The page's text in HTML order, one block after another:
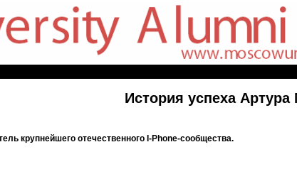
История успеха
крупнейшего отечественного I-Phone-сообщества.